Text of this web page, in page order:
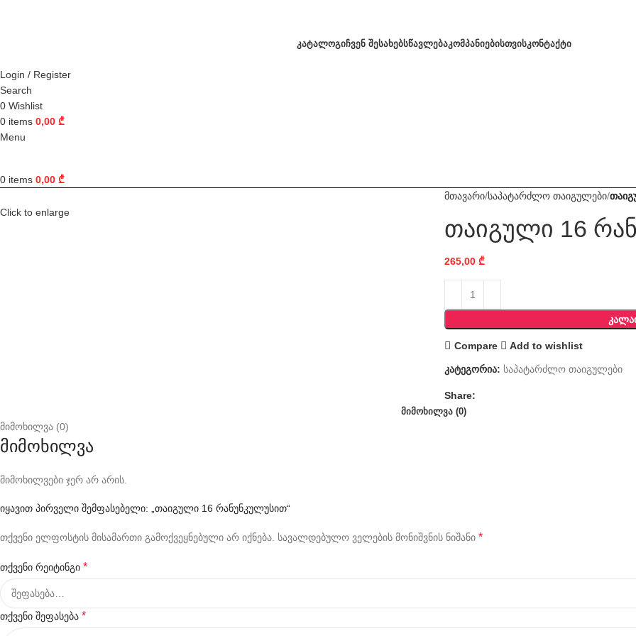
ᲙᲐᲢᲐᲚᲝᲒᲘᲩᲕᲔᲜ ᲨᲔᲡᲐᲮᲔᲑᲡᲬᲐᲕᲚᲔᲑᲐᲙᲝᲛᲞᲐᲜᲘᲔᲑᲘᲡᲗᲕᲘᲡᲙᲝᲜᲢᲐᲥᲢᲘ
Login / Register
Search
0 Wishlist
0 items 0,00 ₾
Menu
0 items 0,00 ₾
Click to enlarge
მთავარი საპატარძლო თაიგულები
თაიგული 16
265,00 ₾
Compare Add to wishlist
კატეგორია: საპატარძლო თაიგულები
Share:
ᲛᲘᲛᲝᲮᲘᲚᲕᲐ (0)
მიმოხილვა (0)
მიმოხილვა
მიმოხილვები ჯერ არ არის.
იყავით პირველი შემფასებელი: „თაიგული 16 რანუნკულუსით“
თქვენი ელფოსტის მისამართი გამოქვეყნებული არ იქნება. სავალდებულო ველების მონიშვნის ნიშანი *
თქვენი რეიტინგი *
თქვენი შეფასება *